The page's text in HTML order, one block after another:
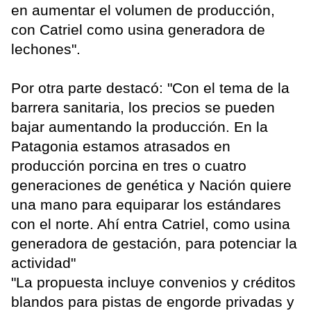
en aumentar el volumen de producción,
con Catriel como usina generadora de
lechones".
Por otra parte destacó: "Con el tema de la
barrera sanitaria, los precios se pueden
bajar aumentando la producción. En la
Patagonia estamos atrasados en
producción porcina en tres o cuatro
generaciones de genética y Nación quiere
una mano para equiparar los estándares
con el norte. Ahí entra Catriel, como usina
generadora de gestación, para potenciar la
actividad"
"La propuesta incluye convenios y créditos
blandos para pistas de engorde privadas y